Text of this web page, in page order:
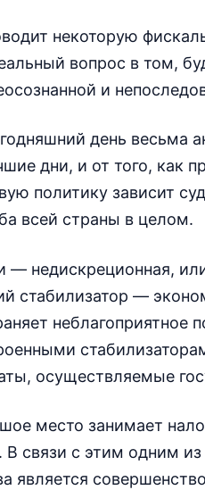
некоторую
вопрос в том,
и
день весьма
дни, и от того, как
политику зависит
всей страны в целом.
— недискреционная,
стабилизатор —
неблагоприятное
осуществляемые
место занимает
связи с этим одним из
является